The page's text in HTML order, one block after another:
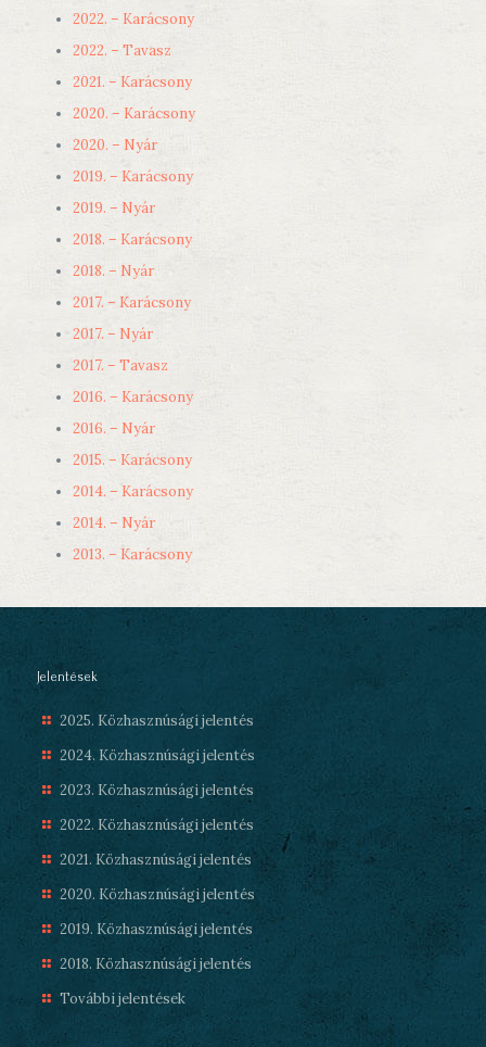
2022. – Karácsony
2022. – Tavasz
2021. – Karácsony
2020. – Karácsony
2020. – Nyár
2019. – Karácsony
2019. – Nyár
2018. – Karácsony
2018. – Nyár
2017. – Karácsony
2017. – Nyár
2017. – Tavasz
2016. – Karácsony
2016. – Nyár
2015. – Karácsony
2014. – Karácsony
2014. – Nyár
2013. – Karácsony
Jelentések
2025. Közhasznúsági jelentés
2024. Közhasznúsági jelentés
2023. Közhasznúsági jelentés
2022. Közhasznúsági jelentés
2021. Közhasznúsági jelentés
2020. Közhasznúsági jelentés
2019. Közhasznúsági jelentés
2018. Közhasznúsági jelentés
További jelentések